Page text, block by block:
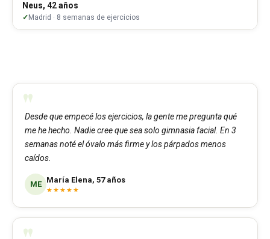
Neus, 42 años
Madrid · 8 semanas de ejercicios
Desde que empecé los ejercicios, la gente me pregunta qué
me he hecho. Nadie cree que sea solo gimnasia facial. En 3
semanas noté el óvalo más firme y los párpados menos
caídos.
ME María Elena, 57 años
★★★★★